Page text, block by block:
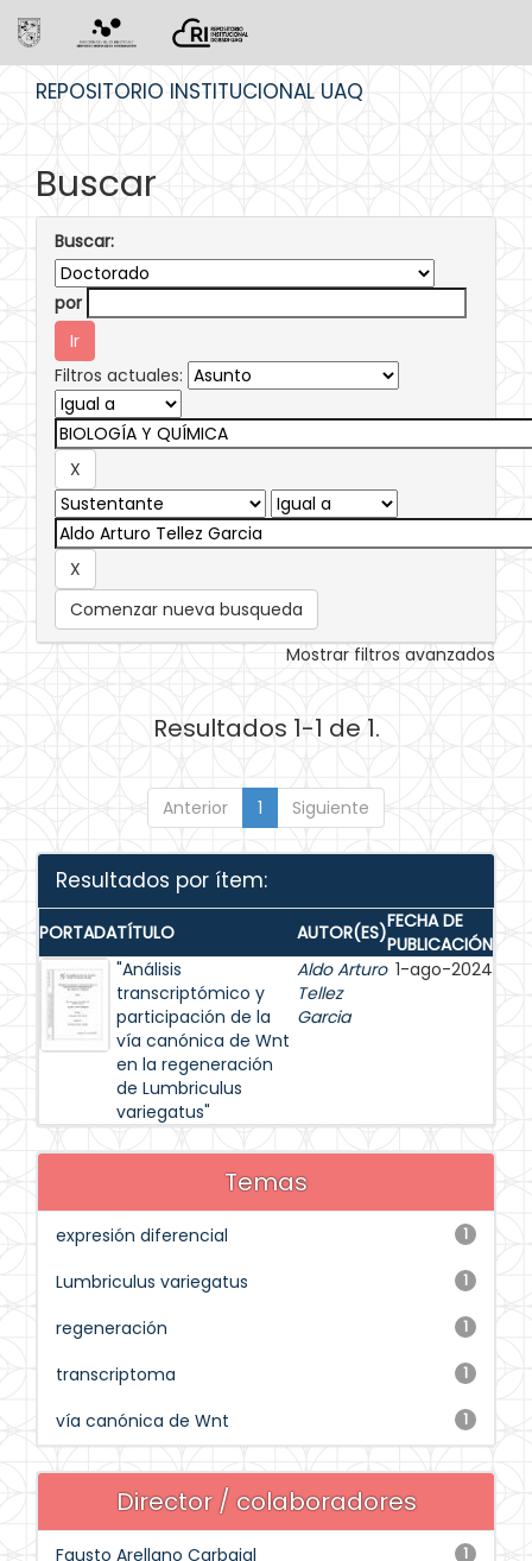
REPOSITORIO INSTITUCIONAL UAQ
Buscar
Buscar:
por
Filtros actuales:
Comenzar nueva busqueda
Mostrar filtros avanzados
Resultados 1-1 de 1.
Anterior 1 Siguiente
Resultados por ítem:
PORTADATÍTULO AUTOR(ES)FECHA DE
PUBLICACIÓN
"Análisis
transcriptómico y
participación de la
vía canónica de Wnt
en la regeneración
de Lumbriculus
variegatus"
Aldo Arturo
Tellez
Garcia
1-ago-2024
Temas
1
expresión diferencial
1
Lumbriculus variegatus
1
regeneración
1
transcriptoma
1
vía canónica de Wnt
Director / colaboradores
1
Fausto Arellano Carbajal